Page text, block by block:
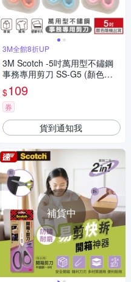
3M全館8折UP
3M Scotch -5吋萬用型不鏽鋼
事務專用剪刀 SS-G5 (顏色隨
機出貨)
$109
券
貨到通知我
補貨中